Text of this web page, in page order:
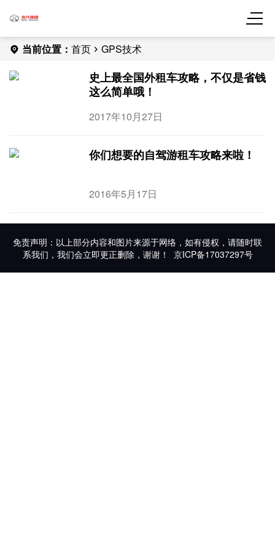
当前位置： 首页 GPS技术
史上最全国外租车攻略，不仅是省钱
这么简单哦！
2017年10月27日
你们想要的自驾游租车攻略来啦！
2016年5月17日
免责声明：以上部分内容和图片来源于网络，如有侵权，请随时联
系我们，我们会立即更正删除，谢谢！ 京ICP备17037297号